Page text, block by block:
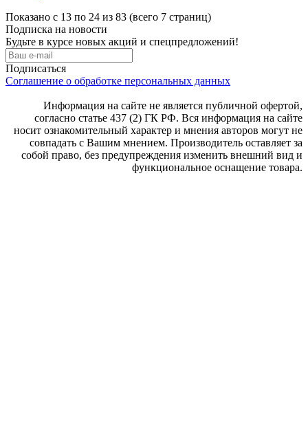
Показано с 13 по 24 из 83 (всего 7 страниц)
Подписка на новости
Будьте в курсе новых акций и спецпредложений!
Подписаться
Соглашение о обработке персональных данных
Информация на сайте не является публичной офертой,
согласно статье 437 (2) ГК РФ. Вся информация на сайте
носит ознакомительный характер и мнения авторов могут не
совпадать с Вашим мнением. Производитель оставляет за
собой право, без предупреждения изменить внешний вид и
функциональное оснащение товара.